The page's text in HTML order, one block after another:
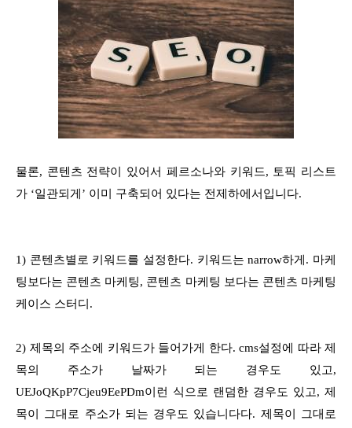
물론, 콘텐츠 전략이 있어서 페르소나와 키워드, 토픽 리스트
가 ‘일관되게’ 이미 구축되어 있다는 전제하에서입니다.
1) 콘텐츠별로 키워드를 설정한다. 키워드는 narrow하게. 마케
팅보다는 콘텐츠 마케팅, 콘텐츠 마케팅 보다는 콘텐츠 마케팅
케이스 스터디.
2) 제목의 주소에 키워드가 들어가게 한다. cms설정에 따라 제
목의 주소가 날짜가 되는 경우도 있고,
UEJoQKpP7Cjeu9EePDm이런 식으로 랜덤한 경우도 있고, 제
목이 그대로 주소가 되는 경우도 있습니다다. 제목이 그대로